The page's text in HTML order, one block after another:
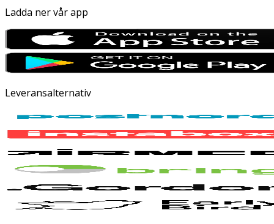
Ladda ner vår app
Leveransalternativ